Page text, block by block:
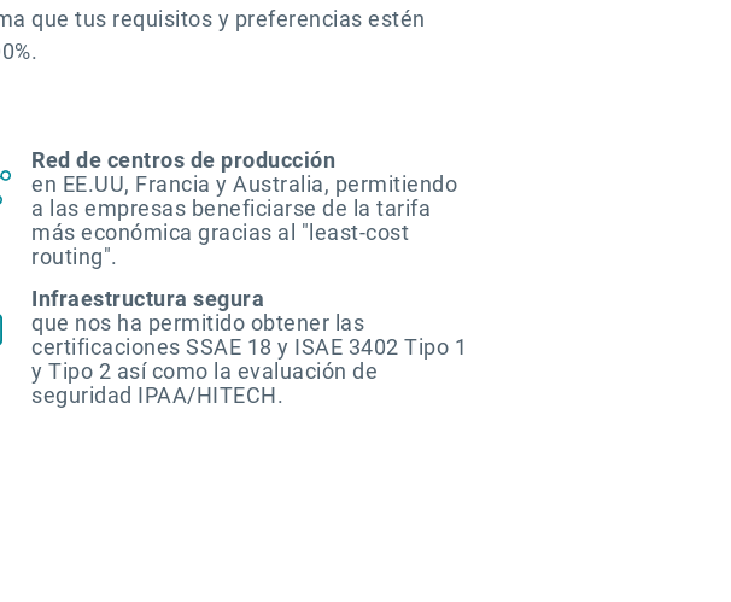
que tus requisitos y preferencias estén
Red de centros de producción
en EE.UU, Francia y Australia, permitiendo
a las empresas beneficiarse de la tarifa
más económica gracias al "least-cost
routing".
Infraestructura segura
que nos ha permitido obtener las
certificaciones SSAE 18 y ISAE 3402 Tipo 1
y Tipo 2 así como la evaluación de
seguridad IPAA/HITECH.